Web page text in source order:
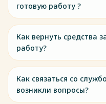
готовую работу ?
Как вернуть средства
работу?
Как связаться со
возникли вопросы?